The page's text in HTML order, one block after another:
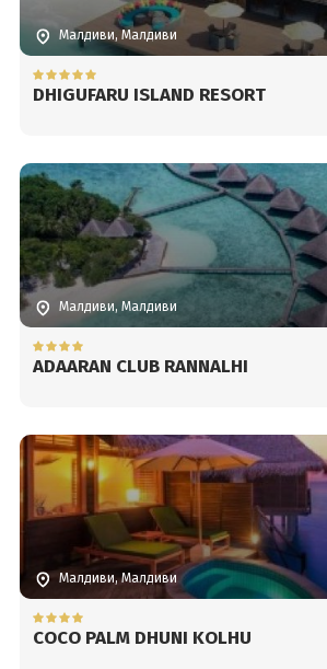
Малдиви, Малдиви
DHIGUFARU ISLAND RESORT
Малдиви, Малдиви
ADAARAN CLUB RANNALHI
Малдиви, Малдиви
COCO PALM DHUNI KOLHU